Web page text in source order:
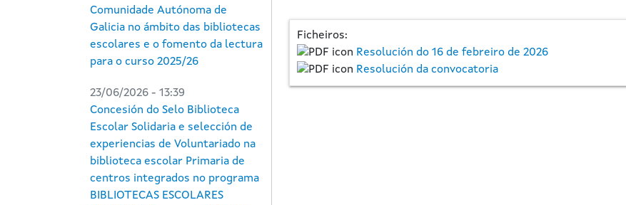
Comunidade Autónoma de
Galicia no ámbito das bibliotecas
escolares e o fomento da lectura
para o curso 2025/26
23/06/2026 - 13:39
Concesión do Selo Biblioteca
Escolar Solidaria e selección de
experiencias de Voluntariado na
biblioteca escolar Primaria de
centros integrados no programa
BIBLIOTECAS ESCOLARES
Ficheiros:
Resolución do 16 de febreiro de 2026
Resolución da convocatoria